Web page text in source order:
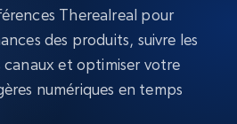
Therealreal pour
des produits, suivre les
canaux et optimiser votre
numériques en temps